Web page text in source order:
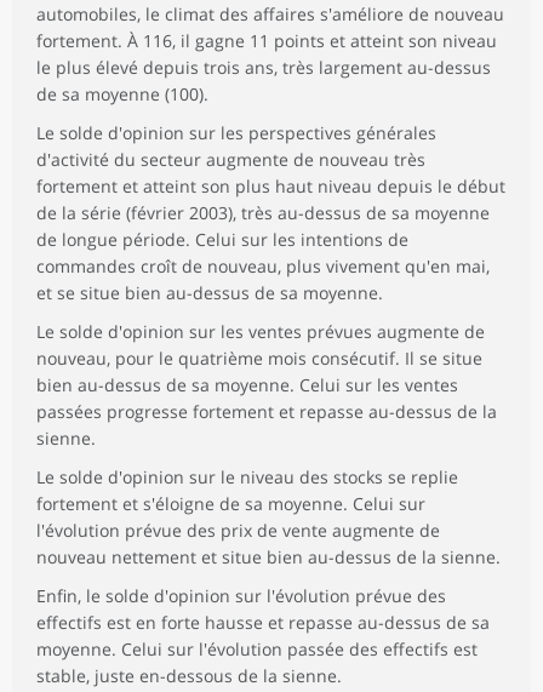
automobiles, le climat des affaires s'améliore de nouveau
fortement. À 116, il gagne 11 points et atteint son niveau
le plus élevé depuis trois ans, très largement au-dessus
de sa moyenne (100).
Le solde d'opinion sur les perspectives générales
d'activité du secteur augmente de nouveau très
fortement et atteint son plus haut niveau depuis le début
de la série (février 2003), très au-dessus de sa moyenne
de longue période. Celui sur les intentions de
commandes croît de nouveau, plus vivement qu'en mai,
et se situe bien au-dessus de sa moyenne.
Le solde d'opinion sur les ventes prévues augmente de
nouveau, pour le quatrième mois consécutif. Il se situe
bien au-dessus de sa moyenne. Celui sur les ventes
passées progresse fortement et repasse au-dessus de la
sienne.
Le solde d'opinion sur le niveau des stocks se replie
fortement et s'éloigne de sa moyenne. Celui sur
l'évolution prévue des prix de vente augmente de
nouveau nettement et situe bien au-dessus de la sienne.
Enfin, le solde d'opinion sur l'évolution prévue des
effectifs est en forte hausse et repasse au-dessus de sa
moyenne. Celui sur l'évolution passée des effectifs est
stable, juste en-dessous de la sienne.